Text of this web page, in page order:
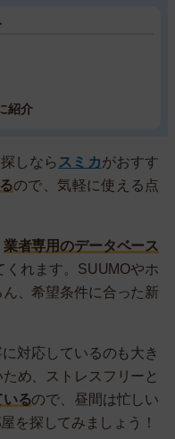
紹介
しなら スミカがおすす
ので、気軽に使える点
業者専用のデータベース
くれます。SUUMOやホ
、希望条件に合った新
対応しているのも大き
め、ストレスフリーと
いるので、昼間は忙しい
を探してみましょう！